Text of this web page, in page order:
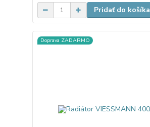
Pridať do košíka
Doprava ZADARMO